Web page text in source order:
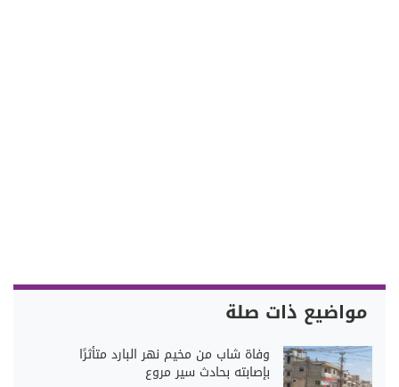
مواضيع ذات صلة
وفاة شاب من مخيم نهر البارد متأثرًا
بإصابته بحادث سير مروع